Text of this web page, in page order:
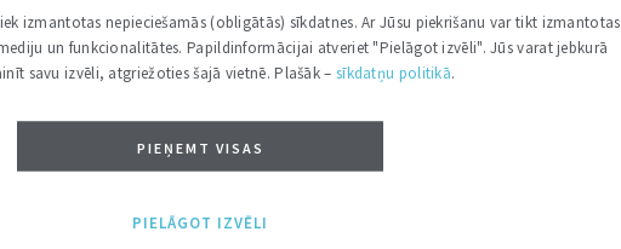
– 40 | 28. Jūlijs 2020 | Numura tēma
izmantotas nepieciešamās (obligātās) sīkdatnes. Ar Jūsu piekrišanu var tikt izmantotas
un funkcionalitātes. Papildinformācijai atveriet "Pielāgot izvēli". Jūs varat jebkurā
savu izvēli, atgriežoties šajā vietnē. Plašāk – sīkdatņu politikā.
PIEŅEMT VISAS
PIELĀGOT IZVĒLI